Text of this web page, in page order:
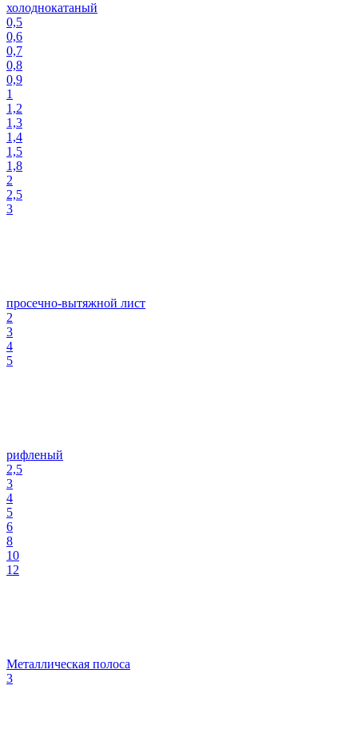
холоднокатаный
0,5
0,6
0,7
0,8
0,9
1
1,2
1,3
1,4
1,5
1,8
2
2,5
3
просечно-вытяжной лист
2
3
4
5
рифленый
2,5
3
4
5
6
8
10
12
Металлическая полоса
3